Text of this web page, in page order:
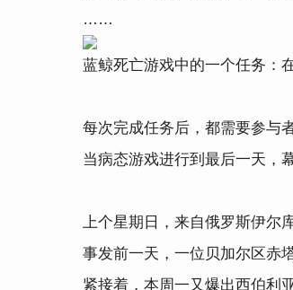
……
蓝鲸死亡游戏中的一个任务：
每次完成任务后，都需要参与
当病态游戏进行到最后一天，
上个星期日，来自俄罗斯伊尔
事发前一天，一位贝加尔区赤
紧接着，本周一又爆出西伯利